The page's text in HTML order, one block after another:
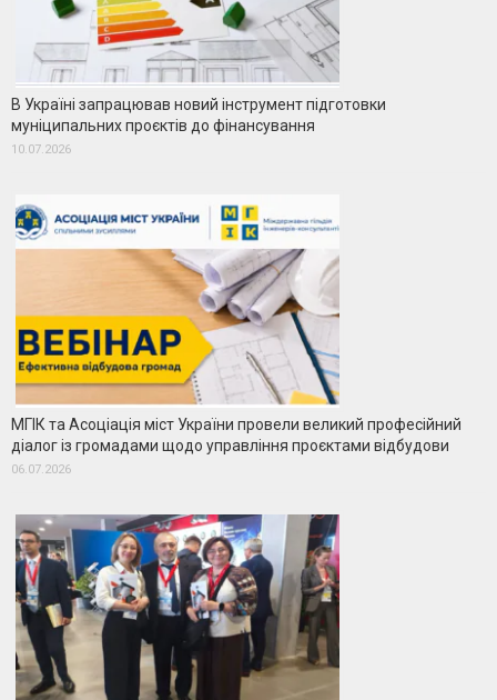
В Україні запрацював новий інструмент підготовки
муніципальних проєктів до фінансування
10.07.2026
МГІК та Асоціація міст України провели великий професійний
діалог із громадами щодо управління проєктами відбудови
06.07.2026